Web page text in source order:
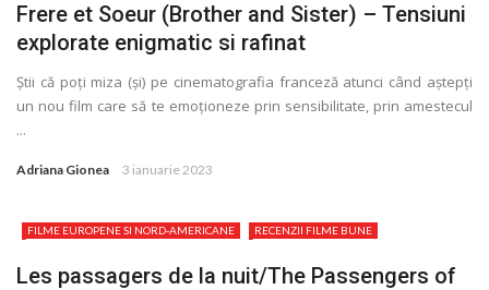
Frere et Soeur (Brother and Sister) – Tensiuni
explorate enigmatic si rafinat
Ştii că poţi miza (și) pe cinematografia franceză atunci când aștepţi
un nou film care să te emoţioneze prin sensibilitate, prin amestecul
...
Adriana Gionea 3 ianuarie 2023
FILME EUROPENE SI NORD-AMERICANE RECENZII FILME BUNE
Les passagers de la nuit/The Passengers of